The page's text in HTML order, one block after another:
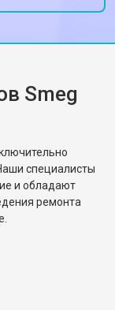
Smeg
специалисты
и обладают
ремонта